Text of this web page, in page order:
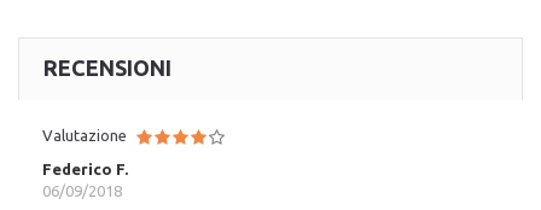
RECENSIONI
Valutazione
Federico F.
06/09/2018